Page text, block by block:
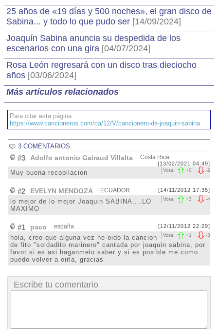
25 años de «19 días y 500 noches», el gran disco de
Sabina... y todo lo que pudo ser [14/09/2024]
Joaquín Sabina anuncia su despedida de los
escenarios con una gira [04/07/2024]
Rosa León regresará con un disco tras dieciocho
años [03/06/2024]
Más artículos relacionados
Para citar esta página:
https://www.cancioneros.com/ca/12/V/cancionero-de-joaquin-sabina
3 COMENTARIOS
#3 Adolfo antonio Gairaud Villalta Costa Rica
[13/02/2021 04:49]
-2
Vota: +0
Muy buena recopilacion
#2 EVELYN MENDOZA ECUADOR [14/11/2012 17:35]
-4
Vota: +3
lo mejor de lo mejor Joaquin SABINA....LO
MAXIMO
#1 paco españa [12/11/2012 22:29]
-3
Vota: +1
hola, creo que alguna vez he oido la cancion
de fito "soldadito marinero" cantada por joaquin sabina, por
favor si es asi haganmelo saber y si es posible me como
puedo volver a oirla, gracias
Escribe tu comentario